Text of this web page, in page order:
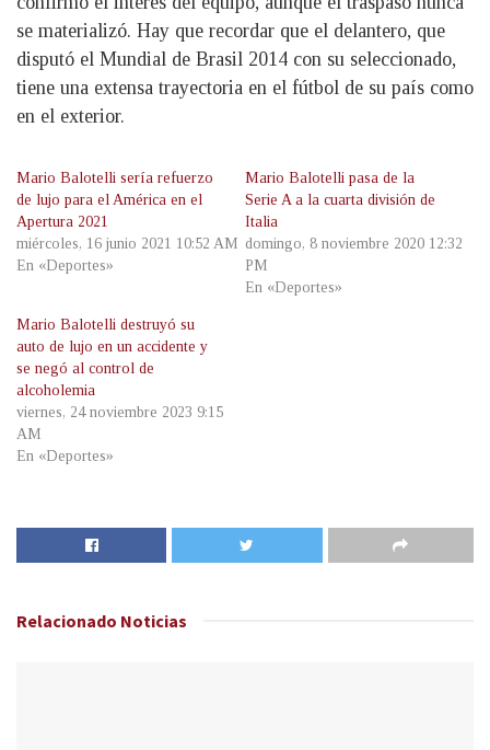
se materializó. Hay que recordar que el delantero, que
disputó el Mundial de Brasil 2014 con su seleccionado,
tiene una extensa trayectoria en el fútbol de su país como
en el exterior.
Mario Balotelli sería refuerzo
de lujo para el América en el
Apertura 2021
miércoles, 16 junio 2021 10:52 AM
En «Deportes»
Mario Balotelli pasa de la
Serie A a la cuarta división de
Italia
domingo, 8 noviembre 2020 12:32
PM
En «Deportes»
Mario Balotelli destruyó su
auto de lujo en un accidente y
se negó al control de
alcoholemia
viernes, 24 noviembre 2023 9:15
AM
En «Deportes»
Relacionado Noticias